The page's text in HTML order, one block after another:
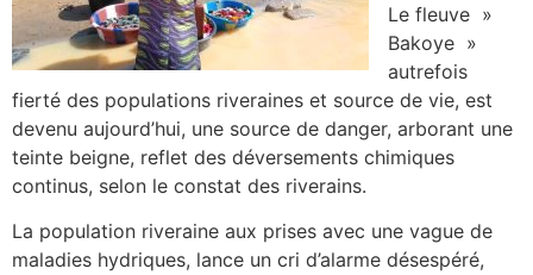
Le fleuve »
Bakoye »
autrefois
fierté des populations riveraines et source de vie, est
devenu aujourd’hui, une source de danger, arborant une
teinte beigne, reflet des déversements chimiques
continus, selon le constat des riverains.
La population riveraine aux prises avec une vague de
maladies hydriques, lance un cri d’alarme désespéré,